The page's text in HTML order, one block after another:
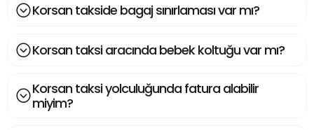
Korsan takside bagaj sınırlaması var mı?
Korsan taksi aracında bebek koltuğu var mı?
Korsan taksi yolculuğunda fatura alabilir
miyim?